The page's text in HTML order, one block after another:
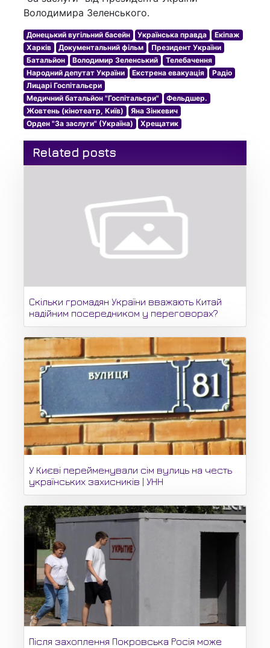
Володимира Зеленського.
Донецький вугільний басейн Українська правда
Екіпаж
Харків
Документальний фільм
Президент України
Батальйон
Володимир Зеленський
Телебачення
Народний депутат України
Екстрена евакуація
Радіо
Лицарі Госпітальєри
Медичний батальйон "Госпітальєри"
Фельдшер.
Жовтень (кінотеатр, Київ)
Яна Зінкевич
Орден "За заслуги" (Україна)
Хрещатик
Related posts
Скільки громадян України вважають Китай
надійним посередником у переговорах?
У Києві перейменували сім вулиць на честь
українських захисників | УНН
Після захоплення Покровська Росія може